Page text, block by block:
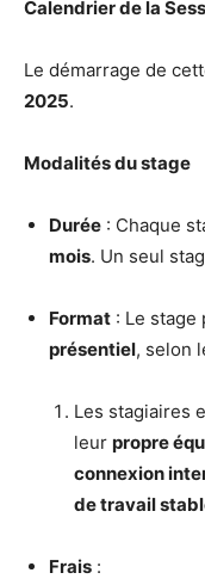
Calendrier de la
Le démarrage de
2025.
Modalités du stage
Durée : Chaque
mois. Un seul
Format : Le stage
présentiel, selon
Les stagiaires
leur propre
connexion
de travail
Frais :